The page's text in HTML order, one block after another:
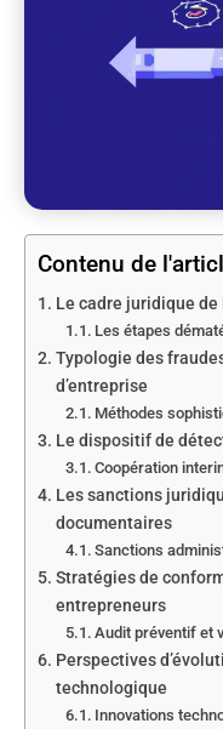
Contenu de
Le cadre juridique
Les étapes
Typologie des
d’entreprise
Méthodes
Le dispositif de
Coopération
Les sanctions
documentaires
Sanctions
Stratégies de
entrepreneurs
Audit préventif et
Perspectives
technologique
Innovations